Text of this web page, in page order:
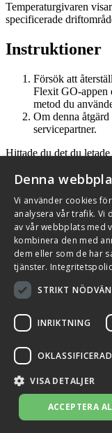
Temperaturgivaren
specificerade
Instruktioner
Försök att
Flexit GO-appen
metod du
Om denna
servicepartner.
Hittade du det du letade
Källhultsvängen 5B,
Se i Google Maps ↗
Kundservice
+46 (0)10 209 86 00
Kontakta oss Kontakt
Integritetspolicy och
Qnister
© 2026 Flexit AB. Alla
Miljö och
Denna
Vi använder cookies
analysera vår trafik. Vi
av vår webbplats med
kombinera den med
dem eller som de har
tjänster.
STRIKT
INRIKTNING
VISA DETALJER
ACCEPTERA